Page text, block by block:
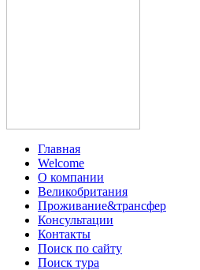
Главная
Welcome
О компании
Великобритания
Проживание&трансфер
Консультации
Контакты
Поиск по сайту
Поиск тура